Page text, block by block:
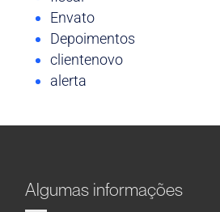
Envato
Depoimentos
clientenovo
alerta
Algumas informações